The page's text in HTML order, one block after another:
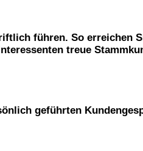
führen. So erreichen
treue
geführten